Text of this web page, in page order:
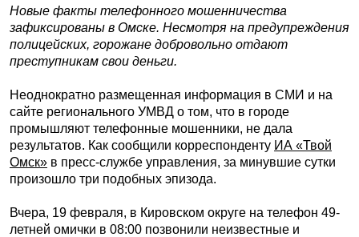
Новые факты телефонного мошенничества
зафиксированы в Омске. Несмотря на предупреждения
полицейских, горожане добровольно отдают
преступникам свои деньги.
Неоднократно размещенная информация в СМИ и на
сайте регионального УМВД о том, что в городе
промышляют телефонные мошенники, не дала
результатов. Как сообщили корреспонденту ИА «Твой
Омск» в пресс-службе управления, за минувшие сутки
произошло три подобных эпизода.
Вчера, 19 февраля, в Кировском округе на телефон 49-
летней омички в 08:00 позвонили неизвестные и